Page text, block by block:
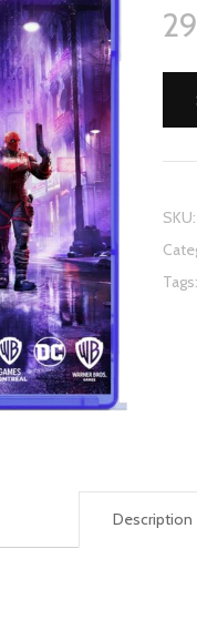
SKU:
Tags:
Description